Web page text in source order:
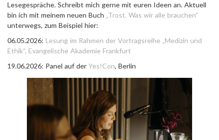
Lesegespräche. Schreibt mich gerne mit euren Ideen an. Aktuell
bin ich mit meinem neuen Buch „Trost. Was wir alle brauchen“
unterwegs, zum Beispiel hier:
06.05.2026: Lesung im Rahmen der Vortragsreihe „Medizin und
Ethik“, Evangelische Akademie Frankfurt
19.06.2026: Panel auf der Yes!Con, Berlin